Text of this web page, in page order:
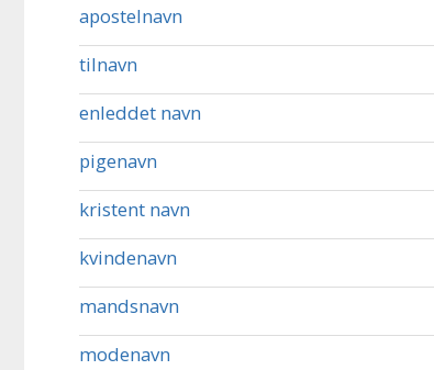
apostelnavn
tilnavn
enleddet navn
pigenavn
kristent navn
kvindenavn
mandsnavn
modenavn